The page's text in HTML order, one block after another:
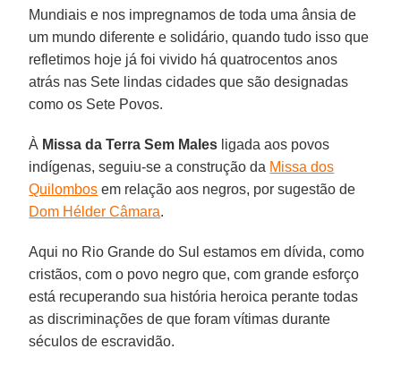
Mundiais e nos impregnamos de toda uma ânsia de
um mundo diferente e solidário, quando tudo isso que
refletimos hoje já foi vivido há quatrocentos anos
atrás nas Sete lindas cidades que são designadas
como os Sete Povos.
À Missa da Terra Sem Males ligada aos povos
indígenas, seguiu-se a construção da Missa dos
Quilombos em relação aos negros, por sugestão de
Dom Hélder Câmara.
Aqui no Rio Grande do Sul estamos em dívida, como
cristãos, com o povo negro que, com grande esforço
está recuperando sua história heroica perante todas
as discriminações de que foram vítimas durante
séculos de escravidão.